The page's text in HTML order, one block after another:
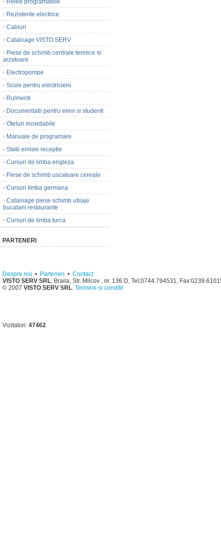
• Relee programabile
• Rezistente electrice
• Cabluri
• Cataloage VISTO SERV
• Piese de schimb centrale termice si
arzatoare
• Electropompe
• Scule pentru electricieni
• Rulmenti
• Documentatii pentru elevi si studenti
• Oteluri inoxidabile
• Manuale de programare
• Statii emisie receptie
• Cursuri de limba engleza
• Piese de schimb uscatoare cereale
• Cursuri limba germana
• Cataloage piese schimb utilaje
bucatarii restaurante
• Cursuri de limba turca
PARTENERI
Despre noi • Parteneri • Contact
VISTO SERV SRL, Braila, Str. Milcov , nr. 136 D, Tel:0744.794531,
© 2007 VISTO SERV SRL. Termeni si conditii
Vizitatori: 47462